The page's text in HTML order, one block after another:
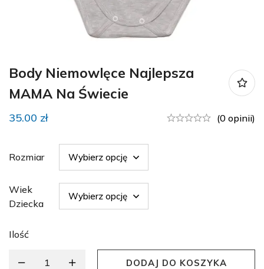
Body Niemowlęce Najlepsza
MAMA Na Świecie
35.00 zł (0 opinii)
Rozmiar
Wiek
Dziecka
Ilość
DODAJ DO KOSZYKA